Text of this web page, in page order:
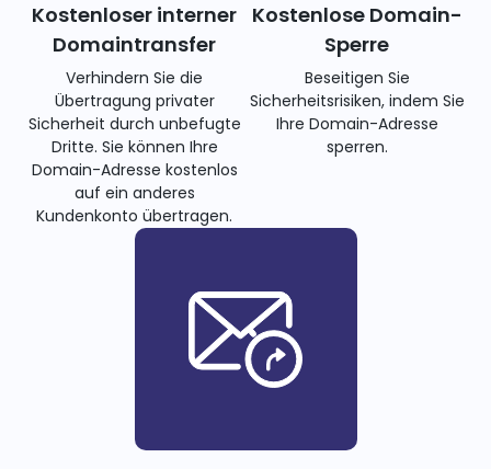
Kostenloser interner
Domaintransfer
Verhindern Sie die
Übertragung privater
Sicherheit durch unbefugte
Dritte. Sie können Ihre
Domain-Adresse kostenlos
auf ein anderes
Kundenkonto übertragen.
Kostenlose Domain-
Sperre
Beseitigen Sie
Sicherheitsrisiken, indem Sie
Ihre Domain-Adresse
sperren.